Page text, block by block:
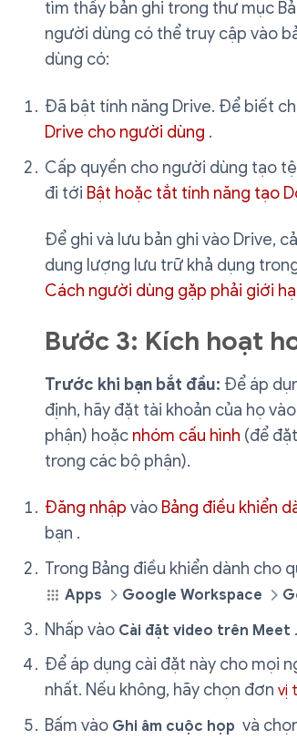
tìm thấy bản ghi trong thư mục
người dùng có thể truy cập vào
dùng có:
Đã bật tính năng Drive. Để biết
Drive cho người dùng .
Cấp quyền cho người dùng tạo
đi tới Bật hoặc tắt tính năng tạo
Để ghi và lưu bản ghi vào Drive,
dung lượng lưu trữ khả dụng
Cách người dùng gặp phải giới
Bước 3: Kích hoạt
Trước khi bạn bắt đầu: Để áp
định, hãy đặt tài khoản của họ
phận) hoặc nhóm cấu hình (để
trong các bộ phận).
Đăng nhập vào Bảng điều khiển
bạn .
Trong Bảng điều khiển dành cho
Apps Google Workspace
Nhấp vào Cài đặt video trên Meet .
Để áp dụng cài đặt này cho mọi
nhất. Nếu không, hãy chọn đơn vị
Bấm vào Ghi âm cuộc họp và